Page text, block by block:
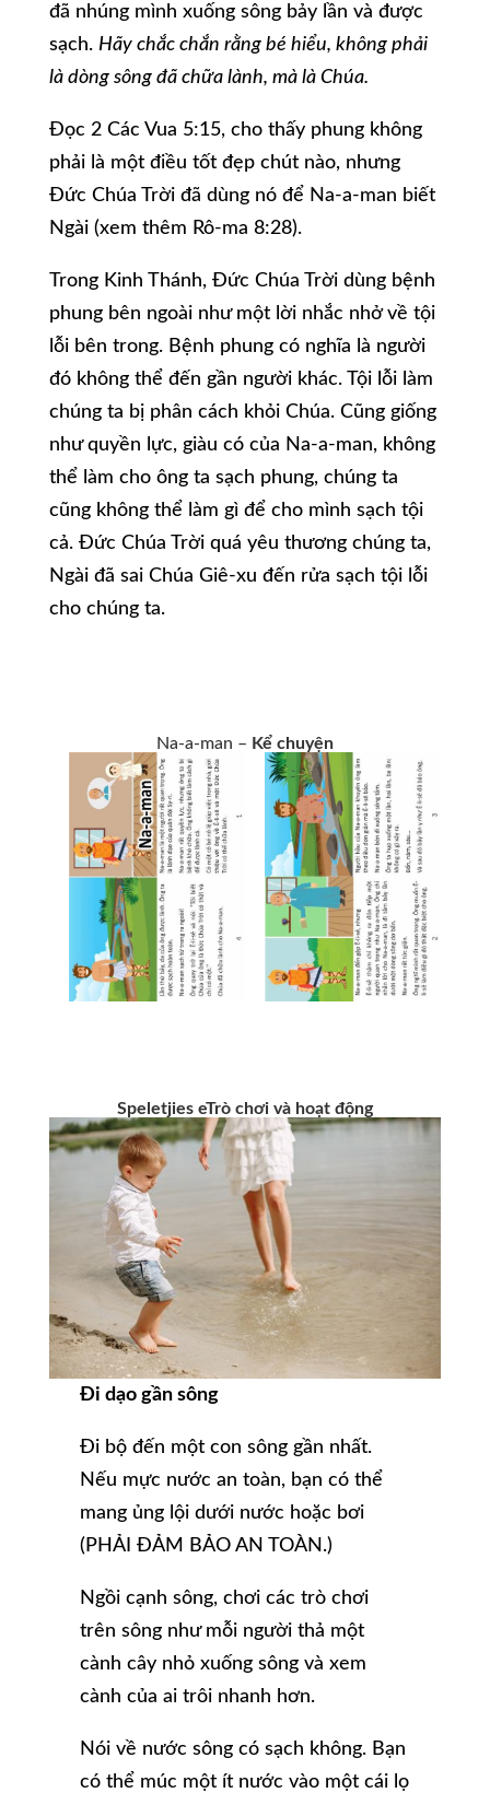
đã nhúng mình xuống sông bảy lần và được
sạch. Hãy chắc chắn rằng bé hiểu, không phải
là dòng sông đã chữa lành, mà là Chúa.
Đọc 2 Các Vua 5:15, cho thấy phung không
phải là một điều tốt đẹp chút nào, nhưng
Đức Chúa Trời đã dùng nó để Na-a-man biết
Ngài (xem thêm Rô-ma 8:28).
Trong Kinh Thánh, Đức Chúa Trời dùng bệnh
phung bên ngoài như một lời nhắc nhở về tội
lỗi bên trong. Bệnh phung có nghĩa là người
đó không thể đến gần người khác. Tội lỗi làm
chúng ta bị phân cách khỏi Chúa. Cũng giống
như quyền lực, giàu có của Na-a-man, không
thể làm cho ông ta sạch phung, chúng ta
cũng không thể làm gì để cho mình sạch tội
cả. Đức Chúa Trời quá yêu thương chúng ta,
Ngài đã sai Chúa Giê-xu đến rửa sạch tội lỗi
cho chúng ta.
Na-a-man – Kể chuyện
Speletjies eTrò chơi và hoạt động
Đi dạo gần sông
Đi bộ đến một con sông gần nhất.
Nếu mực nước an toàn, bạn có thể
mang ủng lội dưới nước hoặc bơi
(PHẢI ĐẢM BẢO AN TOÀN.)
Ngồi cạnh sông, chơi các trò chơi
trên sông như mỗi người thả một
cành cây nhỏ xuống sông và xem
cành của ai trôi nhanh hơn.
Nói về nước sông có sạch không. Bạn
có thể múc một ít nước vào một cái lọ